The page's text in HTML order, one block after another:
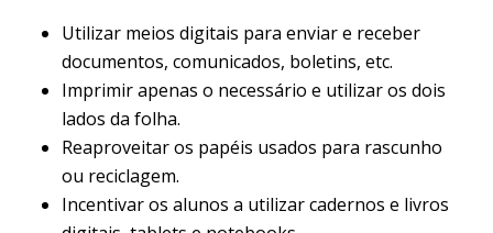
Utilizar meios digitais para enviar e receber
documentos, comunicados, boletins, etc.
Imprimir apenas o necessário e utilizar os dois
lados da folha.
Reaproveitar os papéis usados para rascunho
ou reciclagem.
Incentivar os alunos a utilizar cadernos e livros